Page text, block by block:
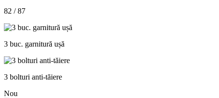
82 / 87
3 buc. garnitură ușă
3 bolturi anti-tăiere
Nou